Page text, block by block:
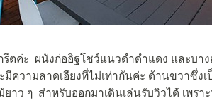
รีตค่ะ ผนังก่ออิฐโชว์แนวดำดำแดง และบา
ความลาดเอียงที่ไม่เท่ากันค่ะ ด้านขวาซึ่ง
ยาว ๆ สำหรับออกมาเดินเล่นรับวิวได้ เพร